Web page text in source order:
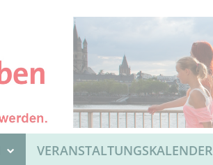
VERANSTALTUNGSKALENDER